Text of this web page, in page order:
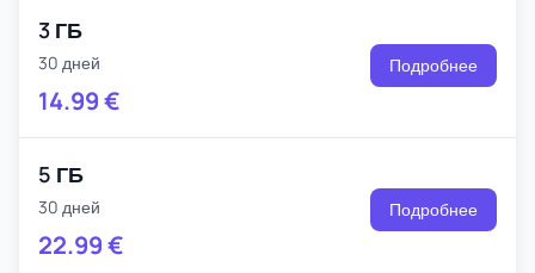
3 ГБ
30 дней
14.99€
Подробнее
5 ГБ
30 дней
22.99€
Подробнее